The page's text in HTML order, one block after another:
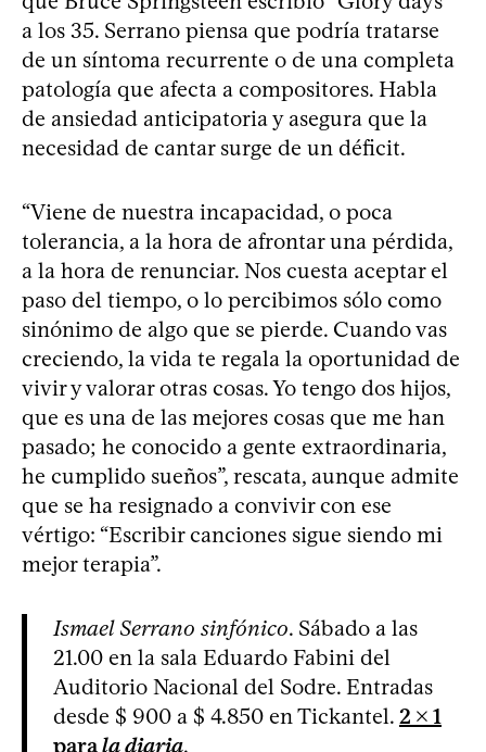
a los 35. Serrano piensa que podría tratarse
de un síntoma recurrente o de una completa
patología que afecta a compositores. Habla
de ansiedad anticipatoria y asegura que la
necesidad de cantar surge de un déficit.
“Viene de nuestra incapacidad, o poca
tolerancia, a la hora de afrontar una pérdida,
a la hora de renunciar. Nos cuesta aceptar el
paso del tiempo, o lo percibimos sólo como
sinónimo de algo que se pierde. Cuando vas
creciendo, la vida te regala la oportunidad de
vivir y valorar otras cosas. Yo tengo dos hijos,
que es una de las mejores cosas que me han
pasado; he conocido a gente extraordinaria,
he cumplido sueños”, rescata, aunque admite
que se ha resignado a convivir con ese
vértigo: “Escribir canciones sigue siendo mi
mejor terapia”.
Ismael Serrano sinfónico. Sábado a las
21.00 en la sala Eduardo Fabini del
Auditorio Nacional del Sodre. Entradas
desde $ 900 a $ 4.850 en Tickantel. 2 x 1
parala diaria.